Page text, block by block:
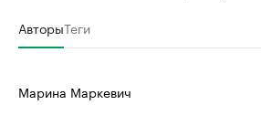
АвторыТеги
Марина Маркевич